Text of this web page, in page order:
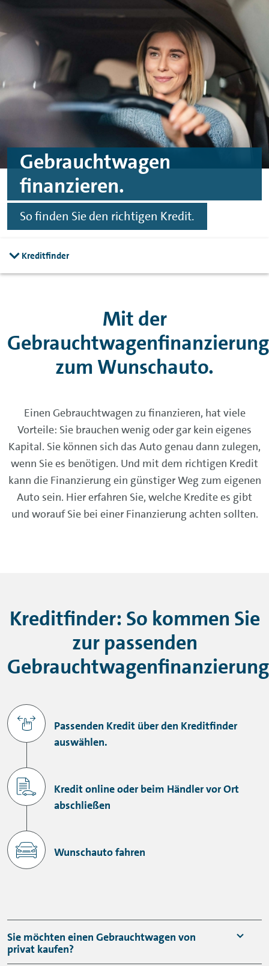
Zum Hauptinhalt springen
Zur Fußzeile springen
Gebrauchtwagen
finanzieren.
So finden Sie den richtigen Kredit.
Kreditfinder
Mit der
Gebrauchtwagenfinanzierung
zum Wunschauto.
Einen Gebrauchtwagen zu finanzieren, hat viele
Vorteile: Sie brauchen wenig oder gar kein eigenes
Kapital. Sie können sich das Auto genau dann zulegen,
wenn Sie es benötigen. Und mit dem richtigen Kredit
kann die Finanzierung ein günstiger Weg zum eigenen
Auto sein. Hier erfahren Sie, welche Kredite es gibt
und worauf Sie bei einer Finanzierung achten sollten.
Kreditfinder: So kommen Sie
zur passenden
Passenden Kredit über den Kreditfinder
auswählen.
Kredit online oder beim Händler vor Ort
abschließen
Wunschauto fahren
Sie möchten einen Gebrauchtwagen von
privat kaufen?